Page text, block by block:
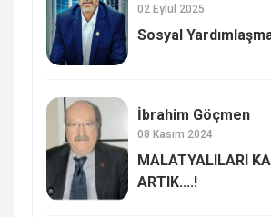
02 Eylül 2025
Sosyal
İbrahim Göçmen
08 Kasım 2024
MALATYALILARI
ARTIK....!